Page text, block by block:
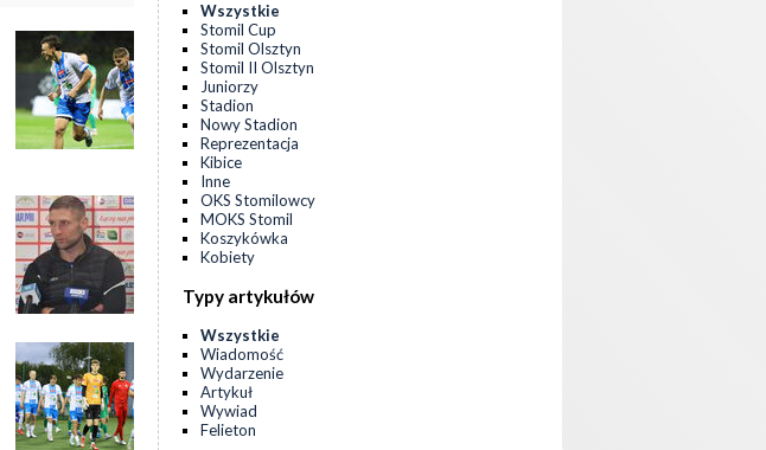
Wszystkie
Stomil Cup
Stomil Olsztyn
Stomil II Olsztyn
Juniorzy
Stadion
Nowy Stadion
Reprezentacja
Kibice
Inne
OKS Stomilowcy
MOKS Stomil
Koszykówka
Kobiety
Typy artykułów
Wszystkie
Wiadomość
Wydarzenie
Artykuł
Wywiad
Felieton